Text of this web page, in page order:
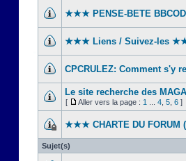
★★★ PENSE-BETE
★★★ Liens / Suivez-les
CPCRULEZ: Comment s'y
Le site recherche des
[ Aller vers la page : 1 4 5 6 ]
★★★ CHARTE DU
Sujet(s)